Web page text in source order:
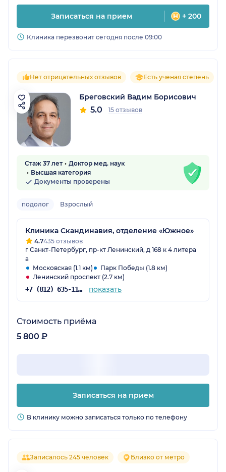
Записаться на прием + 200
Клиника перезвонит сегодня после 09:00
Нет отрицательных отзывов Есть ученая степень
Бреговский Вадим Борисович
5.0 15 отзывов
Стаж 37 лет
Доктор мед. наук
Высшая категория
Документы проверены
подолог Взрослый
Клиника Скандинавия, отделение «Южное»
4.7435 отзывов
г Санкт-Петербург, пр-кт Ленинский, д 168 к 4 литера
а
Московская (1.1 км)
Парк Победы (1.8 км)
Ленинский проспект (2.7 км)
+7 (812) 635-11-79 показать
Стоимость приёма
5 800 ₽
Записаться на прием
В клинику можно записаться только по телефону
Записалось 245 человек Близко от метро